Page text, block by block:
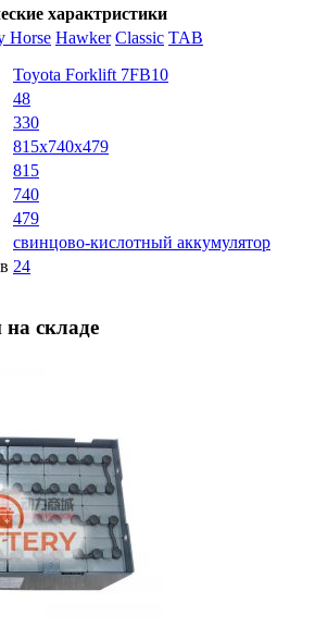
характристики
Horse Hawker Classic TAB
Toyota Forklift 7FB10
48
330
815x740x479
815
740
479
свинцово-кислотный аккумулятор
24
складе